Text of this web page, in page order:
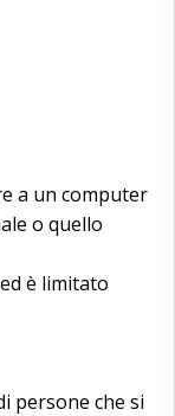
a un computer
o quello
è limitato
persone che si